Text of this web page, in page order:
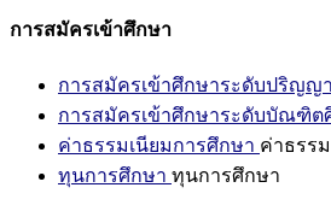
การสมัครเข้าศึกษา
การสมัครเข้าศึกษาระดับปริญ
การสมัครเข้าศึกษาระดับบัณฑิต
ค่าธรรมเนียมการศึกษา ค่าธรร
ทุนการศึกษา ทุนการศึกษา